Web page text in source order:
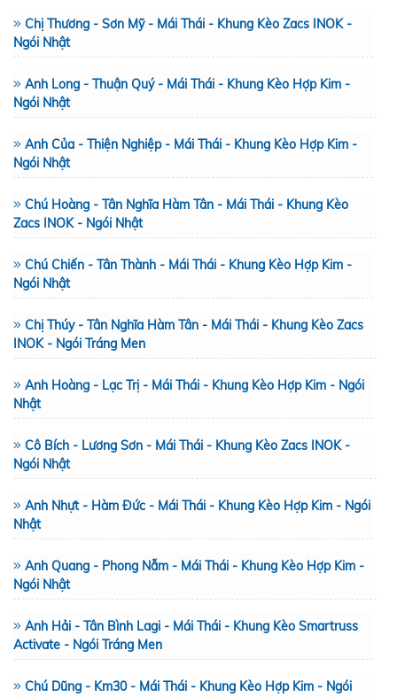
Chị Thương - Sơn Mỹ - Mái Thái - Khung Kèo Zacs INOK -
Ngói Nhật
Anh Long - Thuận Quý - Mái Thái - Khung Kèo Hợp Kim -
Ngói Nhật
Anh Của - Thiện Nghiệp - Mái Thái - Khung Kèo Hợp Kim -
Ngói Nhật
Chú Hoàng - Tân Nghĩa Hàm Tân - Mái Thái - Khung Kèo
Zacs INOK - Ngói Nhật
Chú Chiến - Tân Thành - Mái Thái - Khung Kèo Hợp Kim -
Ngói Nhật
Chị Thúy - Tân Nghĩa Hàm Tân - Mái Thái - Khung Kèo Zacs
INOK - Ngói Tráng Men
Anh Hoàng - Lạc Trị - Mái Thái - Khung Kèo Hợp Kim - Ngói
Nhật
Cô Bích - Lương Sơn - Mái Thái - Khung Kèo Zacs INOK -
Ngói Nhật
Anh Nhựt - Hàm Đức - Mái Thái - Khung Kèo Hợp Kim - Ngói
Nhật
Anh Quang - Phong Nẫm - Mái Thái - Khung Kèo Hợp Kim -
Ngói Nhật
Anh Hải - Tân Bình Lagi - Mái Thái - Khung Kèo Smartruss
Activate - Ngói Tráng Men
Chú Dũng - Km30 - Mái Thái - Khung Kèo Hợp Kim - Ngói